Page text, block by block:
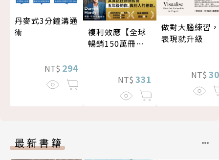
丹麥式3分鐘溝通
術
NT$ 294
複利效應【全球
暢銷150萬冊・
NT$ 331
做對大腦練習，
表現就升級
NT$
最新書籍